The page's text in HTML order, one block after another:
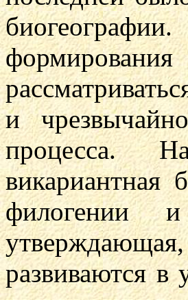
и
процесса.
викариантная
филогении
развиваются в